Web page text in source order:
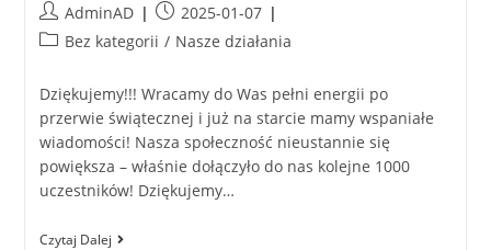
AdminAD
2025-01-07
Bez kategorii / Nasze działania
Dziękujemy!!! Wracamy do Was pełni energii po
przerwie świątecznej i już na starcie mamy wspaniałe
wiadomości! Nasza społeczność nieustannie się
powiększa – właśnie dołączyło do nas kolejne 1000
uczestników! Dziękujemy…
Czytaj Dalej